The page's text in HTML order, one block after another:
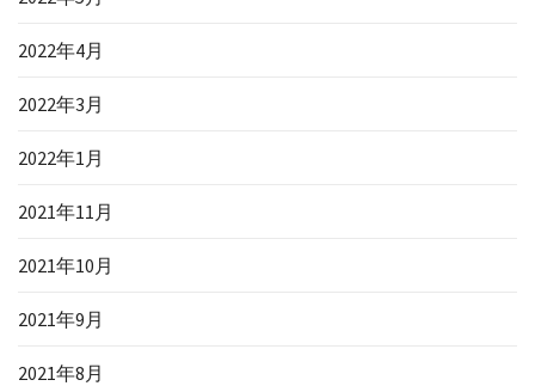
2022年4月
2022年3月
2022年1月
2021年11月
2021年10月
2021年9月
2021年8月